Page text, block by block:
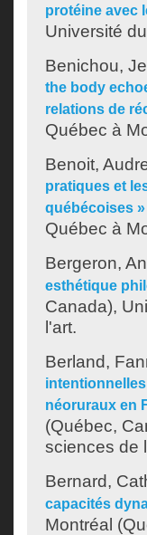
protéine avec
Université
Benichou,
the body
relations de
Québec à
Benoit,
pratiques et
québécoises »
Québec à
Bergeron,
esthétique
Canada),
l'art.
Berland,
néoruraux en
(Québec,
sciences de
Bernard,
capacités
Montréal